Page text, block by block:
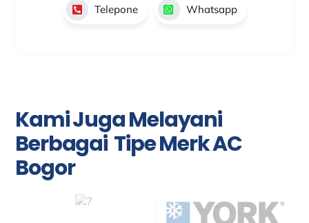
Telepone Whatsapp
Kami Juga Melayani
Berbagai Tipe Merk AC
Bogor